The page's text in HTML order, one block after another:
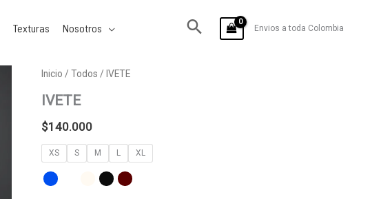
Texturas Nosotros Envios a toda Colombia
Inicio / Todos / IVETE
IVETE
$140.000
XS S M L XL
IVETE
cantidad